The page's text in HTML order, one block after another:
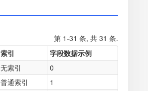
第 1-31 条, 共 31 条.
索引
字段数据示例
无索引
0
普通索引
1